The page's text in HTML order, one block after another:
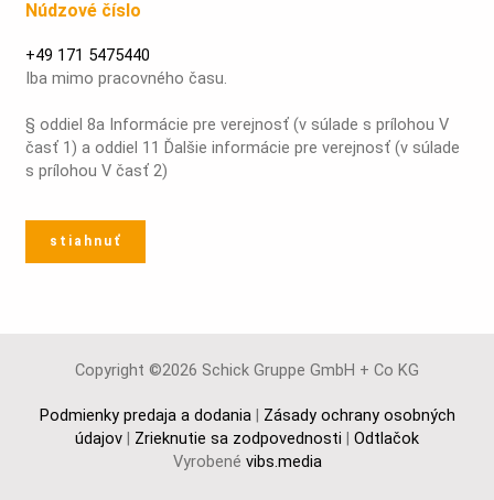
Núdzové číslo
+49 171 5475440
Iba mimo pracovného času.
§ oddiel 8a Informácie pre verejnosť (v súlade s prílohou V
časť 1) a oddiel 11 Ďalšie informácie pre verejnosť (v súlade
s prílohou V časť 2)
stiahnuť
Copyright ©2026 Schick Gruppe GmbH + Co KG
Podmienky predaja a dodania| Zásady ochrany osobných
údajov | Zrieknutie sa zodpovednosti | Odtlačok
Vyrobené vibs.media